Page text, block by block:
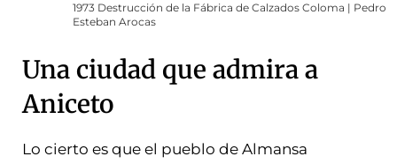
1973 Destrucción de la Fábrica de Calzados Coloma | Pedro
Esteban Arocas
Una ciudad que admira a
Aniceto
Lo cierto es que el pueblo de Almansa